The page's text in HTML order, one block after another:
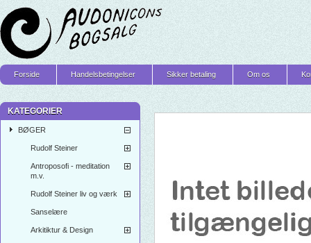
Forside Handelsbetingelser Sikker betaling Om os
KATEGORIER
BØGER
Rudolf Steiner
Antroposofi - meditation
m.v.
Rudolf Steiner liv og værk
Sanselære
Arkitiktur & Design